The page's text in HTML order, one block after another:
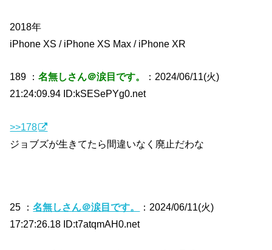
2018年
iPhone XS / iPhone XS Max / iPhone XR
189 ：名無しさん＠涙目です。
：2024/06/11(火)
21:24:09.94 ID:kSESePYg0.net
>>178
ジョブズが生きてたら間違いなく廃止だわな
25 ：名無しさん＠涙目です。
：2024/06/11(火)
17:27:26.18 ID:t7atqmAH0.net